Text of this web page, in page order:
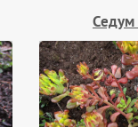
Седум